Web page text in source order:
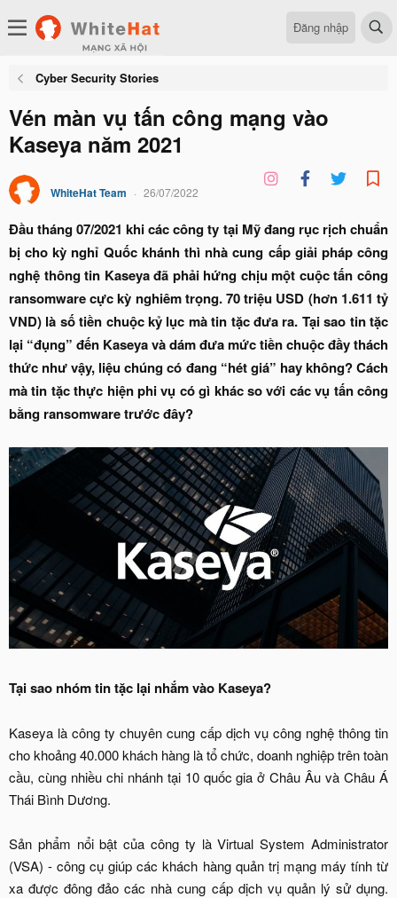
Đăng nhập
Cyber Security Stories
Vén màn vụ tấn công mạng vào
Kaseya năm 2021
WhiteHat Team 26/07/2022
Đầu tháng 07/2021 khi các công ty tại Mỹ đang rục rịch chuẩn
bị cho kỳ nghỉ Quốc khánh thì nhà cung cấp giải pháp công
nghệ thông tin Kaseya đã phải hứng chịu một cuộc tấn công
ransomware cực kỳ nghiêm trọng. 70 triệu USD (hơn 1.611 tỷ
VND) là số tiền chuộc kỷ lục mà tin tặc đưa ra. Tại sao tin tặc
lại “đụng” đến Kaseya và dám đưa mức tiền chuộc đầy thách
thức như vậy, liệu chúng có đang “hét giá” hay không? Cách
mà tin tặc thực hiện phi vụ có gì khác so với các vụ tấn công
bằng ransomware trước đây?
Tại sao nhóm tin tặc lại nhắm vào Kaseya?
Kaseya là công ty chuyên cung cấp dịch vụ công nghệ thông tin
cho khoảng 40.000 khách hàng là tổ chức, doanh nghiệp trên toàn
cầu, cùng nhiều chi nhánh tại 10 quốc gia ở Châu Âu và Châu Á
Thái Bình Dương.
Sản phẩm nổi bật của công ty là Virtual System Administrator
(VSA) - công cụ giúp các khách hàng quản trị mạng máy tính từ
xa được đông đảo các nhà cung cấp dịch vụ quản lý sử dụng.